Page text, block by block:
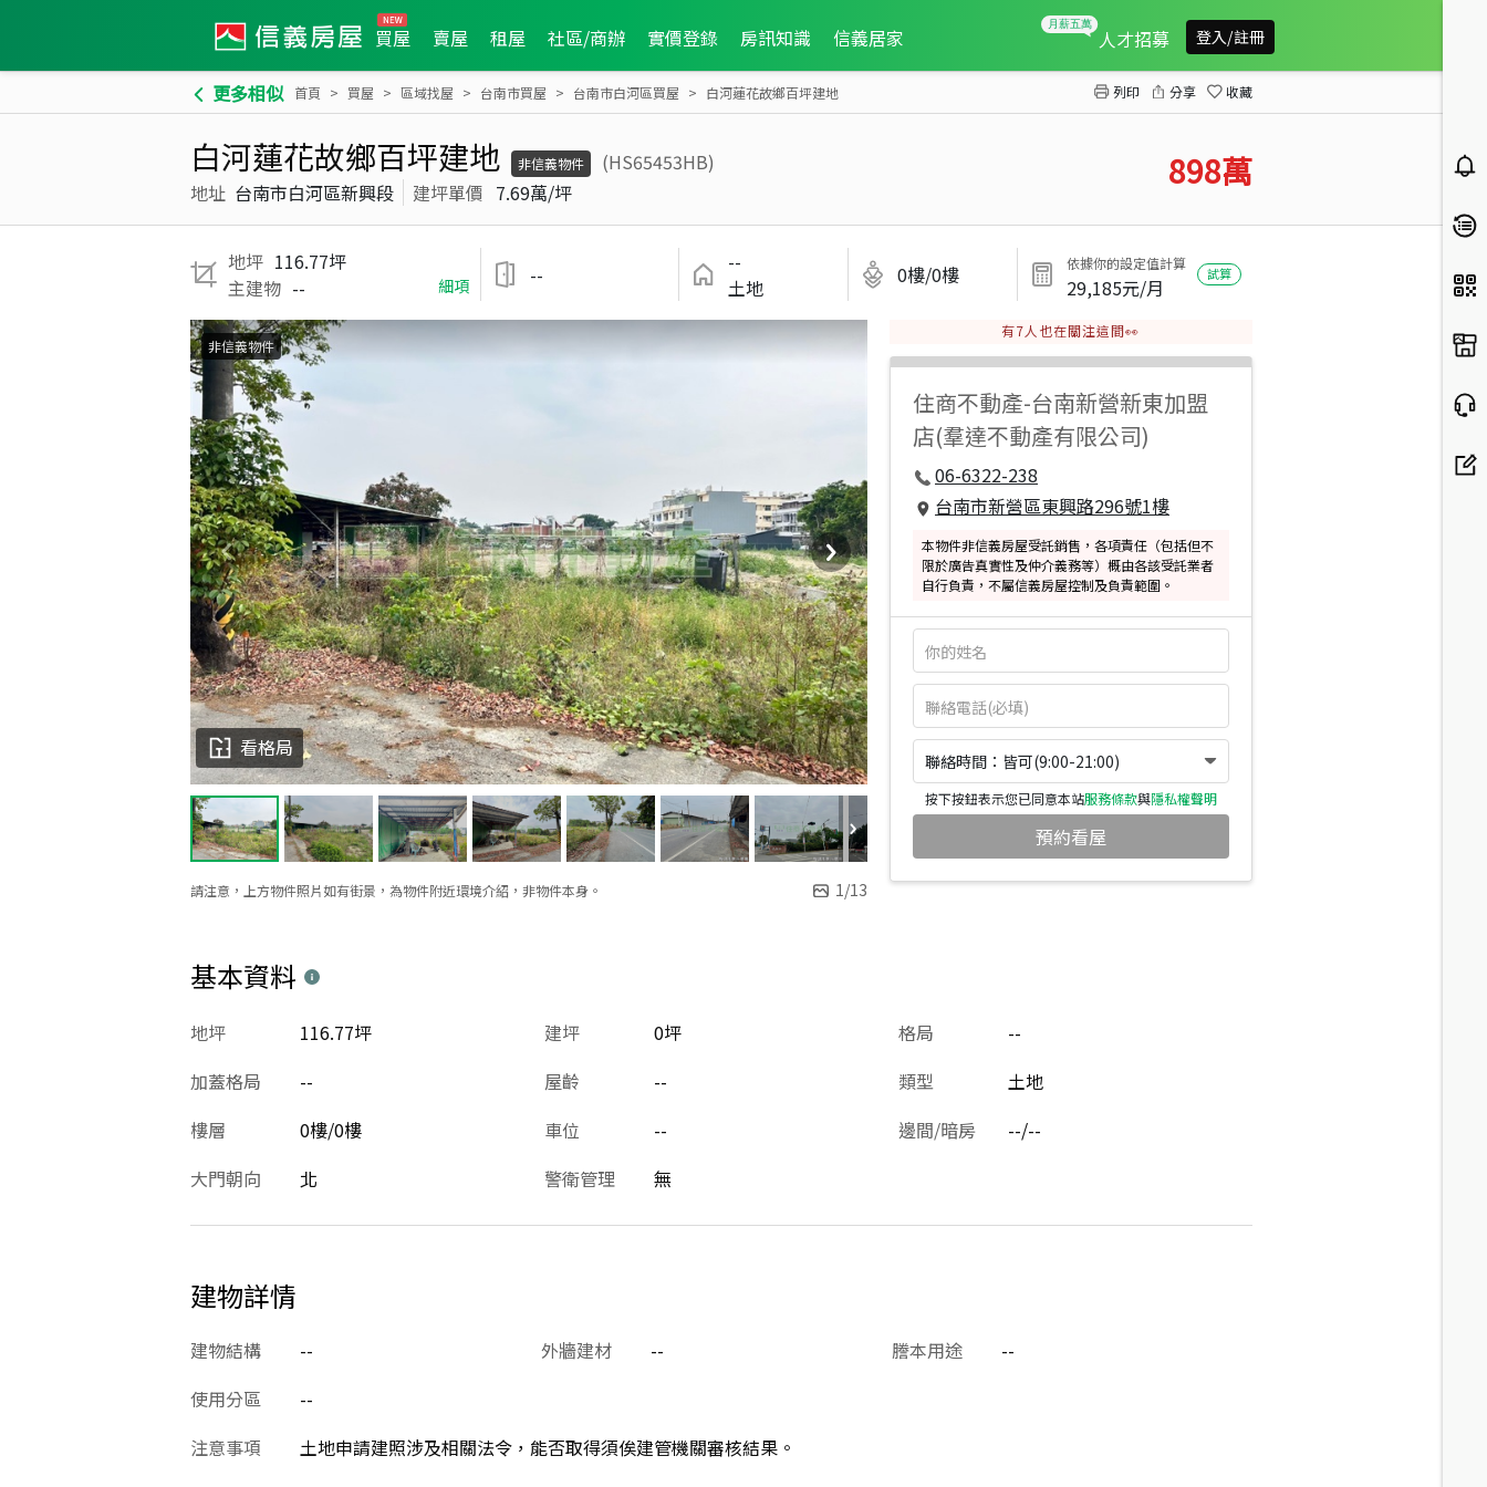
買屋 賣屋 租屋 社區/商辦 實價登錄 房訊知識 信義居家 人才招募 登入/註冊
更多相似 首頁 買屋 區域找屋 台南市買屋 台南市白河區買屋 白河蓮花故鄉百坪建地 列印 分享 收藏
白河蓮花故鄉百坪建地 非信義物件
(HS65453HB)
地址 台南市白河區新興段 建坪單價 7.69萬/坪 898萬
地坪 116.77坪
主建物 -- 細項 --
--
土地
0樓/0樓 依據你的設定值計算
29,185元/月
試算
請注意，上方物件照片如有街景，為物件附近環境介紹，非物件本身。 1/13
看格局
非信義物件
有7人也在關注這間👀
住商不動產-台南新營新東加盟
店(羣達不動產有限公司)
06-6322-238
台南市新營區東興路296號1樓
本物件非信義房屋受託銷售，各項責任（包括但不
限於廣告真實性及仲介義務等）概由各該受託業者
自行負責，不屬信義房屋控制及負責範圍。
聯絡時間：皆可(9:00-21:00)
按下按鈕表示您已同意本站服務條款與隱私權聲明
預約看屋
基本資料
建坪 0坪
地坪 116.77坪 格局
--
加蓋格局
-- 屋齡 -- 類型
土地
樓層
0樓/0樓 車位 -- 邊間/暗房
--/--
大門朝向
北 警衛管理 無
建物詳情
建物結構 -- 外牆建材 -- 謄本用途
--
使用分區
--
注意事項
土地申請建照涉及相關法令，能否取得須俟建管機關審核結果。